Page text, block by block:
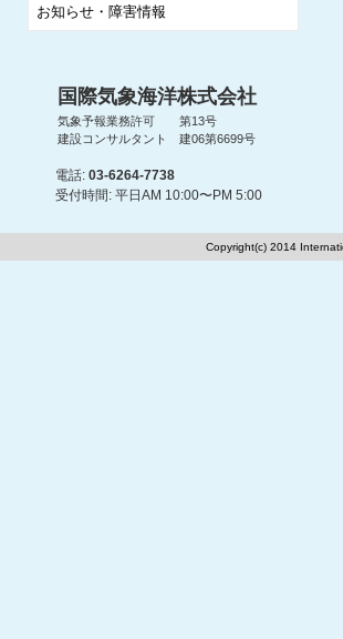
お知らせ・障害情報
国際気象海洋株式会社
気象予報業務許可 第13号
建設コンサルタント 建06第6699号
電話: 03-6264-7738
受付時間: 平日AM 10:00〜PM 5:00
Copyright(c) 2014